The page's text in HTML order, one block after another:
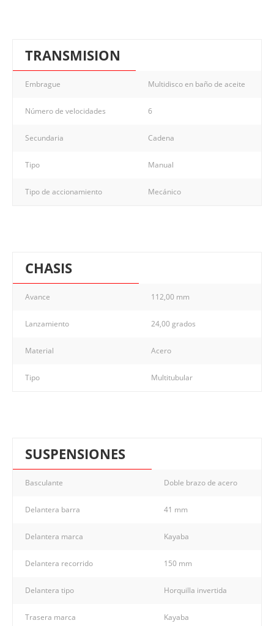
TRANSMISION
Embrague Multidisco en baño de aceite
Número de velocidades 6
Secundaria Cadena
Tipo Manual
Tipo de accionamiento Mecánico
CHASIS
Avance 112,00 mm
Lanzamiento 24,00 grados
Material Acero
Tipo Multitubular
SUSPENSIONES
Basculante Doble brazo de acero
Delantera barra 41 mm
Delantera marca Kayaba
Delantera recorrido 150 mm
Delantera tipo Horquilla invertida
Trasera marca Kayaba